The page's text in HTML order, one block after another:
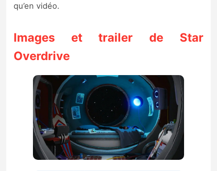
qu’en vidéo.
Images et trailer de Star
Overdrive